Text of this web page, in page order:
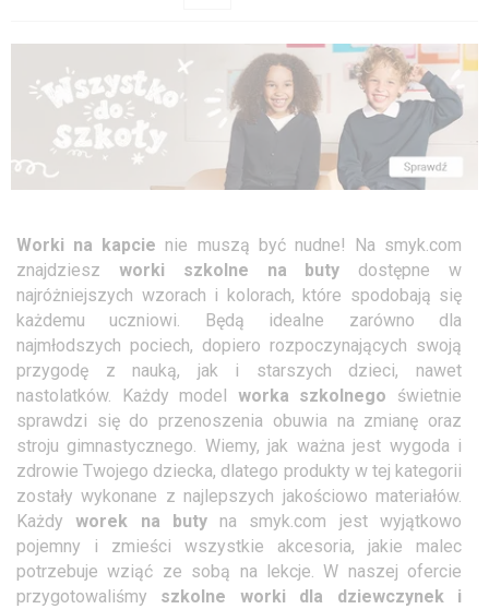
Worki na kapcie nie muszą być nudne! Na smyk.com
znajdziesz worki szkolne na buty dostępne w
najróżniejszych wzorach i kolorach, które spodobają się
każdemu uczniowi. Będą idealne zarówno dla
najmłodszych pociech, dopiero rozpoczynających swoją
przygodę z nauką, jak i starszych dzieci, nawet
nastolatków. Każdy model worka szkolnego świetnie
sprawdzi się do przenoszenia obuwia na zmianę oraz
stroju gimnastycznego. Wiemy, jak ważna jest wygoda i
zdrowie Twojego dziecka, dlatego produkty w tej kategorii
zostały wykonane z najlepszych jakościowo materiałów.
Każdyworek na butyna smyk.com jest wyjątkowo
pojemny i zmieści wszystkie akcesoria, jakie malec
potrzebuje wziąć ze sobą na lekcje. W naszej ofercie
przygotowaliśmy szkolne worki dla dziewczynek i